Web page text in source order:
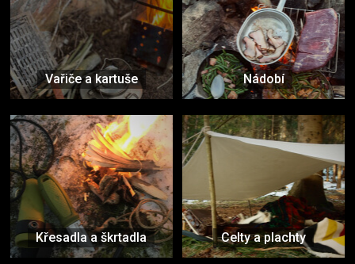
Vařiče a kartuše Nádobí
Křesadla a škrtadla Celty a plachty